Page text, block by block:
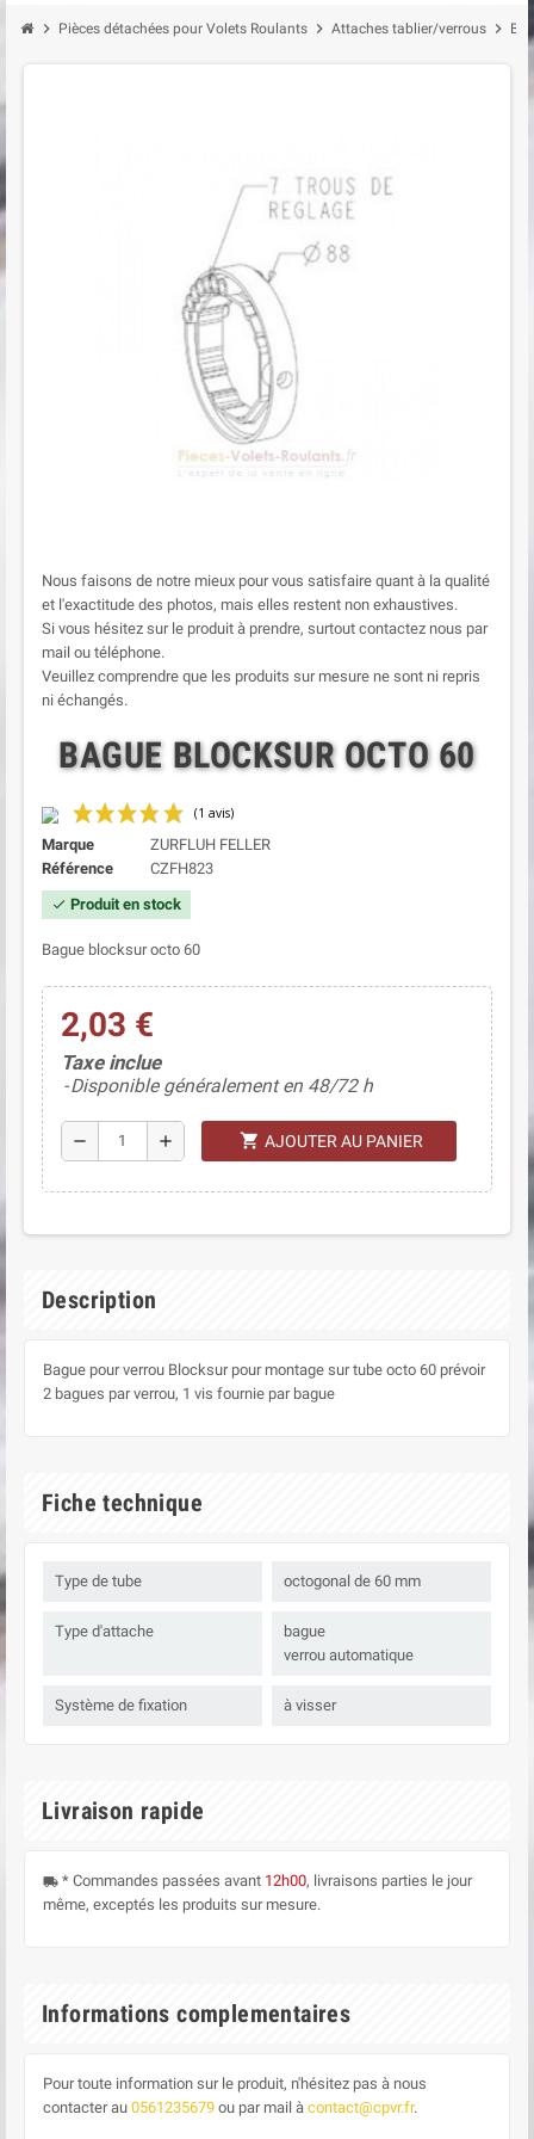
chevron_right Pièces détachées pour Volets Roulants chevron_right Attaches tablier/verrous chevron_right
Nous faisons de notre mieux pour vous satisfaire quant à la qualité
et l'exactitude des photos, mais elles restent non exhaustives.
Si vous hésitez sur le produit à prendre, surtout contactez nous par
mail ou téléphone.
Veuillez comprendre que les produits sur mesure ne sont ni repris
ni échangés.
BAGUE BLOCKSUR OCTO 60
Marque
ZURFLUH FELLER
Référence
CZFH823
check Produit en stock
Bague blocksur octo 60
2,03 €
Taxe inclue
Disponible généralement en 48/72 h
remove add shopping_cart AJOUTER AU PANIER
Description
Bague pour verrou Blocksur pour montage sur tube octo 60 prévoir
2 bagues par verrou, 1 vis fournie par bague
Fiche technique
Type de tube octogonal de 60 mm
Type d'attache
bague
verrou automatique
Système de fixation à visser
Livraison rapide
local_shipping * Commandes passées avant 12h00, livraisons parties le jour
même, exceptés les produits sur mesure.
Informations complementaires
Pour toute information sur le produit, n'hésitez pas à nous
contacter au 0561235679 ou par mail à contact@cpvr.fr.